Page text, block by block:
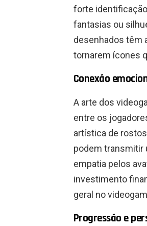
forte
fantasias ou
desenhados têm
tornarem ícones
Conexão
A arte dos
entre os
artística de
podem transmitir
empatia pelos
investimento
geral no
Progressão e